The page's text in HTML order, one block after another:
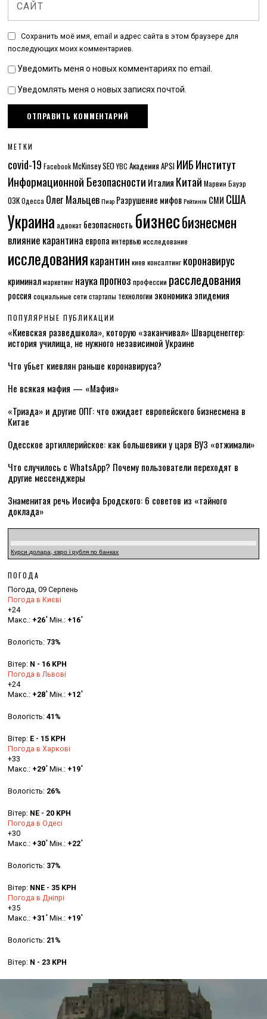
Сохранить моё имя, email и адрес сайта в этом браузере для
последующих моих комментариев.
Уведомить меня о новых комментариях по email.
Уведомлять меня о новых записях почтой.
МЕТКИ
covid-19 Facebook McKinseySEO YBC Академия APSI ИИБИнститут
Информационной Безопасности Италия Китай Марвин Бауэр
ОЗК Одесса Олег Мальцев Пиар Разрушение мифов Рейтинги СМИ США
Украина адвокат безопасность бизнесбизнесмен
влияние карантина европа интервьюисследование
исследованиякарантин киев консалтинг коронавирус
криминалмаркетинг наукапрогноз профессии расследования
россия социальные сети стартапы технологии экономика эпидемия
ПОПУЛЯРНЫЕ ПУБЛИКАЦИИ
«Киевская разведшкола», которую «заканчивал» Шварценеггер:
история училища, не нужного независимой Украине
Что убьет киевлян раньше коронавируса?
Не всякая мафия — «Мафия»
«Триада» и другие ОПГ: что ожидает европейского бизнесмена в
Китае
Одесское артиллерийское: как большевики у царя ВУЗ «отжимали»
Что случилось с WhatsApp? Почему пользователи переходят в
другие мессенджеры
Знаменитая речь Иосифа Бродского: 6 советов из «тайного
доклада»
Курси долара, євро і рубля по банках
ПОГОДА
Погода, 09 Серпень
Погода в Києві
+24
Макс.: +26° Мін.: +16°
Вологість: 73%
Вітер: N - 16 KPH
Погода в Львові
+24
Макс.: +28° Мін.: +12°
Вологість:41%
Вітер: E - 15 KPH
Погода в Харкові
+33
Макс.: +29° Мін.: +19°
Вологість: 26%
Вітер: NE - 20 KPH
Погода в Одесі
+30
Макс.: +30° Мін.: +22°
Вологість: 37%
Вітер: NNE - 35 KPH
Погода в Дніпрі
+35
Макс.: +31 ° Мін.: +19°
Вологість: 21%
Вітер: N - 23 KPH